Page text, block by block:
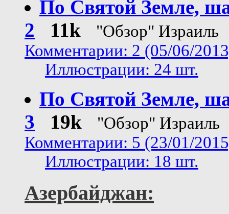
По Святой Земле,
2
11k
"Обзор" Израиль
Комментарии: 2 (05/06/
Иллюстрации: 24 шт.
По Святой Земле,
3
19k
"Обзор" Израиль
Комментарии: 5 (23/01/
Иллюстрации: 18 шт.
Азербайджан: